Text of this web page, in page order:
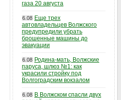
газа 20 августа
6.08 Еще трех
автовладельцев Волжского
предупредили убрать
брошенные машины до
эвакуации
6.08 Родина-мать, Волжские
паруса, шлюз №1: как
украсили стройку под
Волгоградским вокзалом
6.08 В Волжском спасли двух